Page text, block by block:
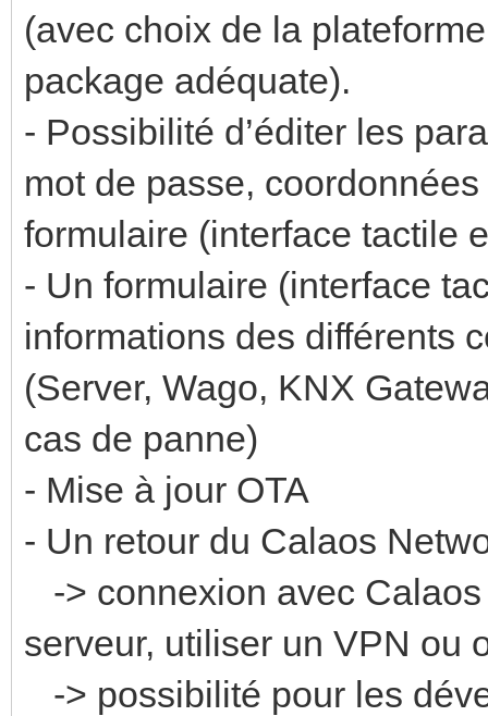
(avec choix de la
package adéquate).
- Possibilité d’éditer les
mot de passe,
formulaire (interface tactile
- Un formulaire (interface
informations des différents
(Server, Wago, KNX
cas de panne)
- Mise à jour OTA
- Un retour du Calaos
-> connexion avec
serveur, utiliser un VPN ou
-> possibilité pour les